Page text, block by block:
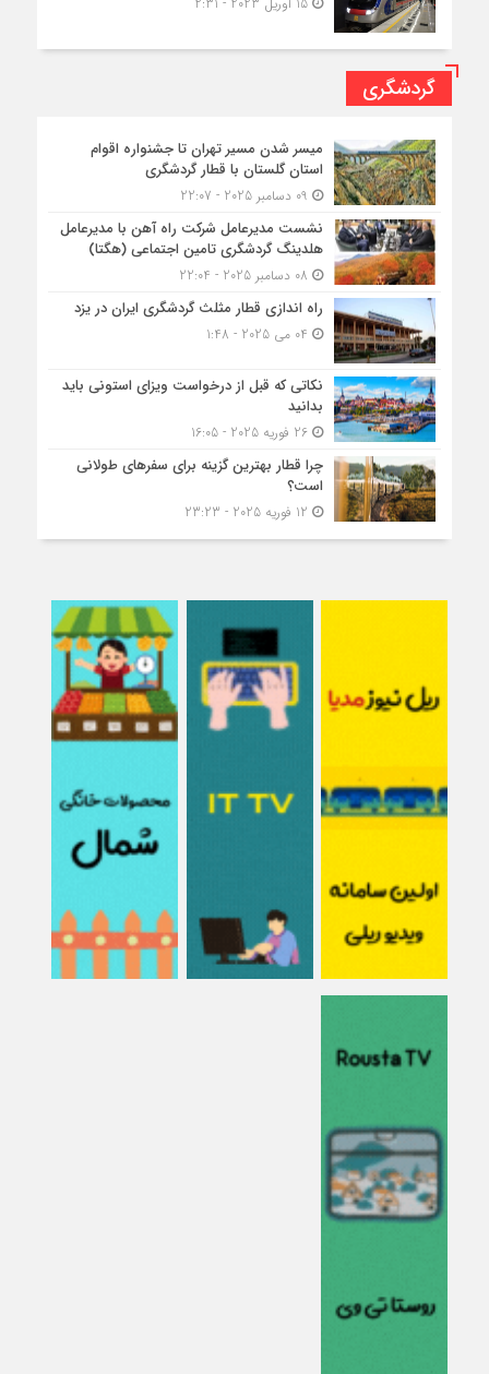
گردشگری
میسر شدن مسیر تهران تا جشنواره اقوام
استان گلستان با قطار گردشگری
نشست مدیرعامل شرکت راه آهن با مدیرعامل
هلدینگ گردشگری تامین اجتماعی (هگتا)
راه اندازی قطار مثلث گردشگری ایران در یزد
نکاتی که قبل از درخواست ویزای استونی باید
بدانید
26 فوریه 2025 - 16:05
چرا قطار بهترین گزینه برای سفرهای طولانی
است؟